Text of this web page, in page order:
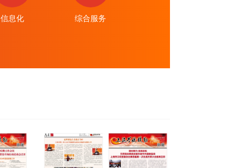
信息化 综合服务